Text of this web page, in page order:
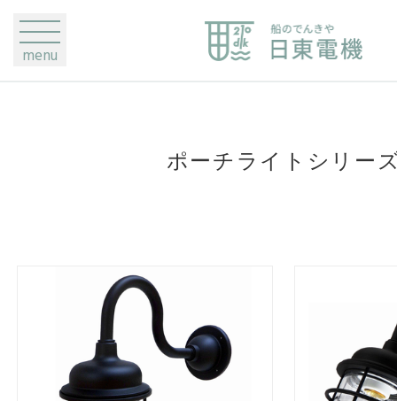
menu
ポーチライトシリー